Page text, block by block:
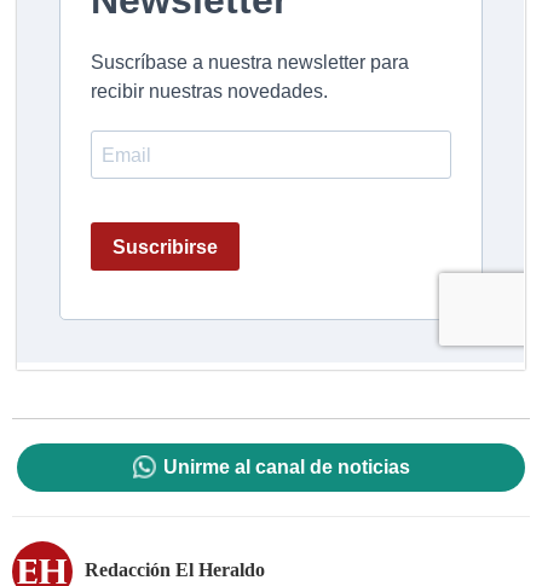
Unirme al canal de noticias
Redacción El Heraldo